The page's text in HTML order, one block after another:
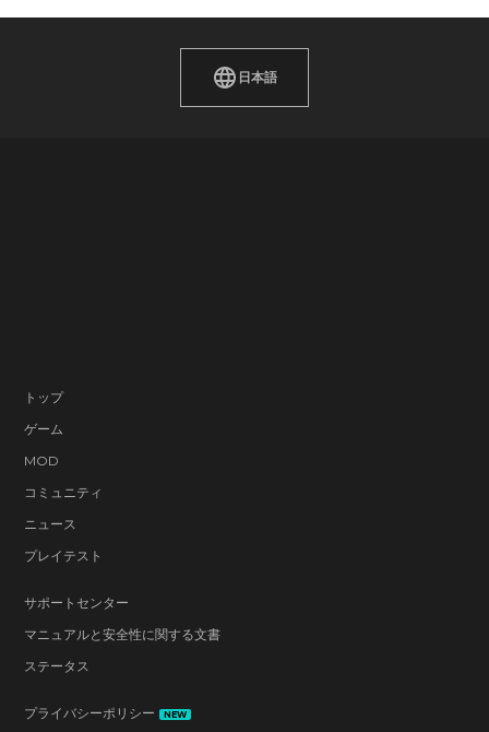
日本語
トップ
ゲーム
MOD
コミュニティ
ニュース
プレイテスト
サポートセンター
マニュアルと安全性に関する文書
ステータス
プライバシーポリシー NEW